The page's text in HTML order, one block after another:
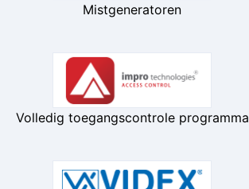
Mistgeneratoren
Volledig toegangscontrole programma